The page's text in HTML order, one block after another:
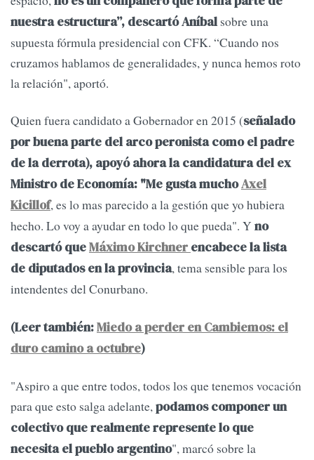
nuestra estructura”, descartó Aníbalsobre una
supuesta fórmula presidencial con CFK. “Cuando nos
cruzamos hablamos de generalidades, y nunca hemos roto
la relación", aportó.
Quien fuera candidato a Gobernador en 2015 (señalado
por buena parte del arco peronista como el padre
de la derrota), apoyó ahora la candidatura del ex
Ministro de Economía: "Me gusta muchoAxel
Kicillof, es lo mas parecido a la gestión que yo hubiera
hecho. Lo voy a ayudar en todo lo que pueda". Yno
descartó queMáximo Kirchner encabece la lista
de diputados en la provincia, tema sensible para los
intendentes del Conurbano.
(Leer también:Miedo a perder en Cambiemos: el
duro camino a octubre)
"Aspiro a que entre todos, todos los que tenemos vocación
para que esto salga adelante,podamos componer un
colectivo que realmente represente lo que
necesita el pueblo argentino", marcó sobre la